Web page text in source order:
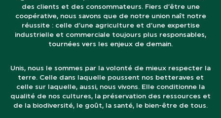
des clients et des consommateurs. Fiers d’être une
coopérative, nous savons que de notre union naît notre
réussite : celle d’une agriculture et d’une expertise
industrielle et commerciale toujours plus responsables,
tournées vers les enjeux de demain.
Unis, nous le sommes par la volonté de mieux respecter la
terre. Celle dans laquelle poussent nos betteraves et
celle sur laquelle, aussi, nous vivons. Elle conditionne la
qualité de nos cultures, la préservation des ressources et
de la biodiversité, le goût, la santé, le bien-être de tous.